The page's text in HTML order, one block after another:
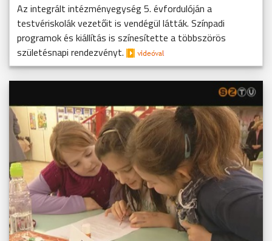
Az integrált intézményegység 5. évfordulóján a
testvériskolák vezetőit is vendégül látták. Színpadi
programok és kiállítás is színesítette a többszörös
születésnapi rendezvényt.